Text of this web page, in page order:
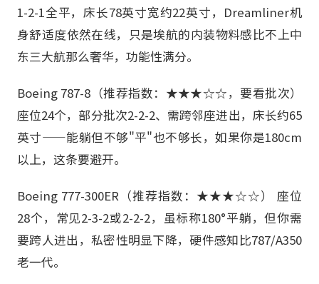
1-2-1全平，床长78英寸宽约22英寸，Dreamliner机
身舒适度依然在线，只是埃航的内装物料感比不上中
东三大航那么奢华，功能性满分。
Boeing 787-8（推荐指数：★★★☆☆，要看批次）
座位24个，部分批次2-2-2、需跨邻座进出，床长约65
英寸——能躺但不够"平"也不够长，如果你是180cm
以上，这条要避开。
Boeing 777-300ER（推荐指数：★★★☆☆） 座位
28个，常见2-3-2或2-2-2，虽标称180°平躺，但你需
要跨人进出，私密性明显下降，硬件感知比787/A350
老一代。